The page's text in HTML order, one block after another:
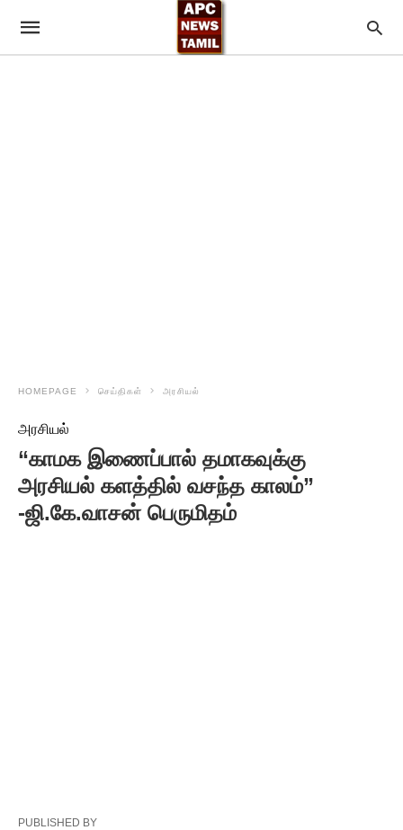
HOMEPAGE செய்திகள் அரசியல்
அரசியல்
“காமக இணைப்பால் தமாகவுக்கு
அரசியல் களத்தில் வசந்த காலம்”
-ஜி.கே.வாசன் பெருமிதம்
PUBLISHED BY